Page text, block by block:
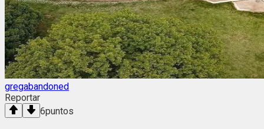
gregabandoned
Reportar
6puntos